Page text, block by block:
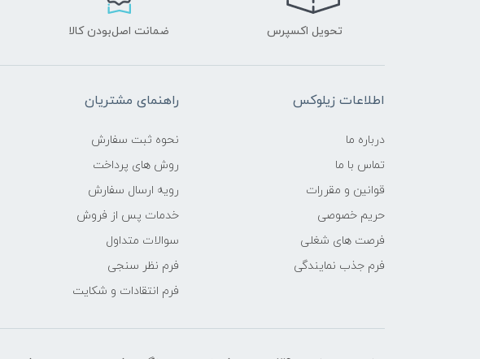
تحویل اکسپرس ضمانت اصل‌بودن کالا
اطلاعات زیلوکس
درباره ما
تماس با ما
قوانین و مقررات
حریم خصوصی
فرصت های شغلی
فرم جذب نمایندگی
راهنمای مشتریان
نحوه ثبت سفارش
روش های پرداخت
رویه ارسال سفارش
خدمات پس از فروش
سوالات متداول
فرم نظر سنجی
فرم انتقادات و شکایت